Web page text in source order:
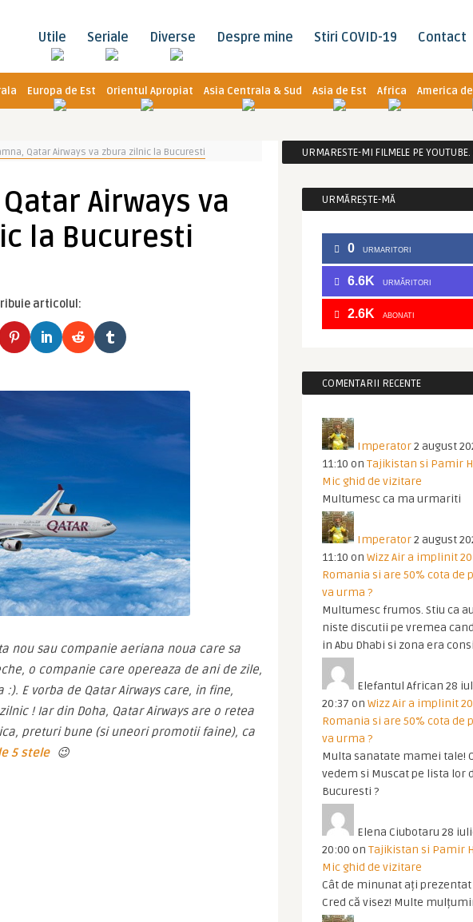
Utile Seriale Diverse Despre mine Stiri COVID-19 Contact
Europa de Est Orientul Apropiat Asia Centrala & Sud Asia de Est Africa America
Qatar Airways va zbura zilnic la Bucuresti
Airways va
la Bucuresti
articolul:
nou sau companie aeriana noua care sa
o companie care opereaza de ani de zile,
E vorba de Qatar Airways care, in fine,
! Iar din Doha, Qatar Airways are o retea
preturi bune (si uneori promotii faine), ca
5 stele 😉
URMARESTE-MI FILMELE PE YOUTUBE.
URMĂREȘTE-MĂ
0 URMARITORI
6.6K URMĂRITORI
2.6K ABONATI
COMENTARII RECENTE
Imperator2 august
11:10 on Tajikistan si Pamir
Mic ghid de vizitare
Multumesc ca ma urmariti
Imperator2 august
11:10 on Wizz Air a implinit
Romania si are 50% cota de
va urma ?
Multumesc frumos. Stiu ca
niste discutii pe vremea
in Abu Dhabi si zona era
Elefantul African 28
20:37 on Wizz Air a implinit
Romania si are 50% cota de
va urma ?
Multa sanatate mamei tale!
vedem si Muscat pe lista lor
Bucuresti ?
Elena Ciubotaru 28
20:00 on Tajikistan si Pamir
Mic ghid de vizitare
Cât de minunat ați prezentat
Cred că visez! Multe